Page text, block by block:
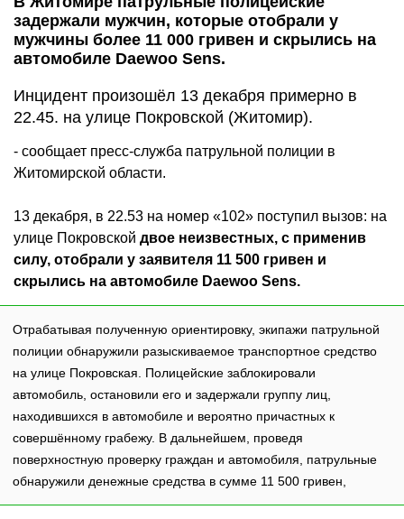
задержали мужчин, которые отобрали у
мужчины более 11 000 гривен и скрылись на
автомобиле Daewoo Sens.
Инцидент произошёл 13 декабря примерно в
22.45. на улице Покровской (Житомир).
- сообщает пресс-служба патрульной полиции в
Житомирской области.
13 декабря, в 22.53 на номер «102» поступил вызов: на
улице Покровской двое неизвестных, с применив
силу, отобрали у заявителя 11 500 гривен и
скрылись на автомобиле Daewoo Sens.
Отрабатывая полученную ориентировку, экипажи патрульной
полиции обнаружили разыскиваемое транспортное средство
на улице Покровская. Полицейские заблокировали
автомобиль, остановили его и задержали группу лиц,
находившихся в автомобиле и вероятно причастных к
совершённому грабежу. В дальнейшем, проведя
поверхностную проверку граждан и автомобиля, патрульные
обнаружили денежные средства в сумме 11 500 гривен,